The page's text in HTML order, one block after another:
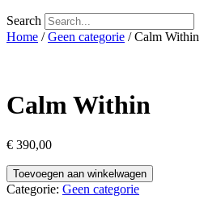
Search
Home /Geen categorie / Calm Within
Calm Within
€ 390,00
Calm
Within
aantal
Toevoegen aan winkelwagen
Categorie: Geen categorie